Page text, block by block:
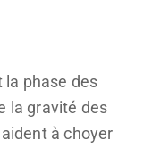
la phase des
la gravité des
à choyer